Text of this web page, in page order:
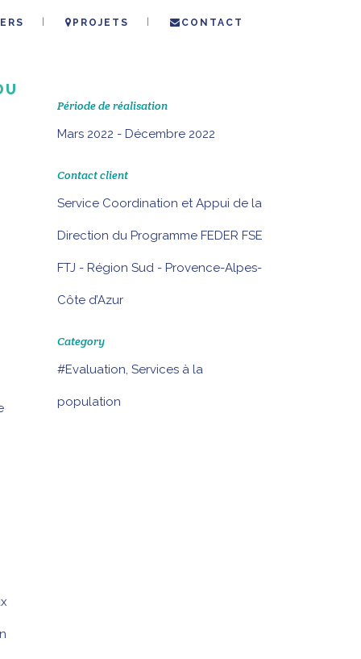
PROJETS CONTACT
Période de réalisation
Mars 2022 - Décembre 2022
Contact client
Service Coordination et Appui de la
Direction du Programme FEDER FSE
FTJ - Région Sud - Provence-Alpes-
Côte d’Azur
Category
#Evaluation, Services à la
population